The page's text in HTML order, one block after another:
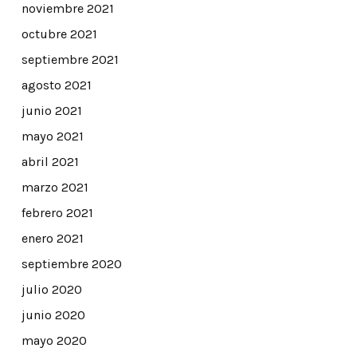
noviembre 2021
octubre 2021
septiembre 2021
agosto 2021
junio 2021
mayo 2021
abril 2021
marzo 2021
febrero 2021
enero 2021
septiembre 2020
julio 2020
junio 2020
mayo 2020